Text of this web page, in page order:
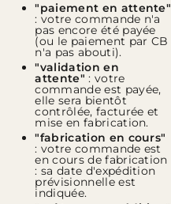
"paiement en attente"
: votre commande n'a
pas encore été payée
(ou le paiement par CB
n'a pas abouti).
"validation en
attente" : votre
commande est payée,
elle sera bientôt
contrôlée, facturée et
mise en fabrication.
"fabrication en cours"
: votre commande est
en cours de fabrication
: sa date d'expédition
prévisionnelle est
indiquée.